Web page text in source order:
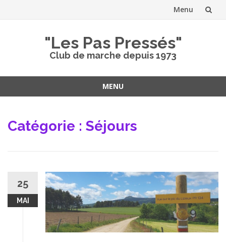
Menu
"Les Pas Pressés"
Club de marche depuis 1973
MENU
contenu
Catégorie : Séjours
25
MAI